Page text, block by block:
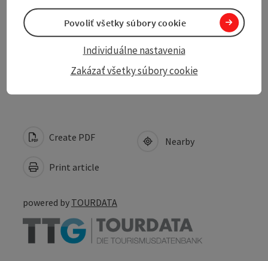
Grooming service
Create PDF
Print article
Nearby
powered by TOURDATA
Zakázať všetky súbory cookie
Individuálne nastavenia
Povoliť všetky súbory cookie